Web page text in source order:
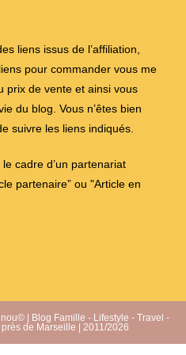
liens issus de l’affiliation,
pour commander vous me
prix de vente et ainsi vous
du blog. Vous n’êtes bien
suivre les liens indiqués.
cadre d’un partenariat
partenaire” ou "Article en
| Blog Famille - Lifestyle - Travel -
de Marseille | 2011/2026